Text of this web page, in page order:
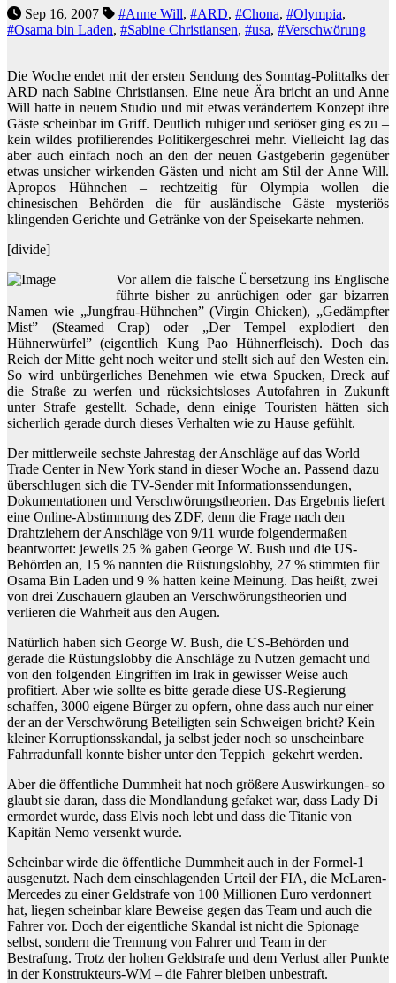
Sep 16, 2007 #Anne Will, #ARD, #Chona, #Olympia,
#Osama bin Laden, #Sabine Christiansen, #usa, #Verschwörung
Die Woche endet mit der ersten Sendung des Sonntag-Polittalks der
ARD nach Sabine Christiansen. Eine neue Ära bricht an und Anne
Will hatte in neuem Studio und mit etwas verändertem Konzept ihre
Gäste scheinbar im Griff. Deutlich ruhiger und seriöser ging es zu –
kein wildes profilierendes Politikergeschrei mehr. Vielleicht lag das
aber auch einfach noch an den der neuen Gastgeberin gegenüber
etwas unsicher wirkenden Gästen und nicht am Stil der Anne Will.
Apropos Hühnchen – rechtzeitig für Olympia wollen die
chinesischen Behörden die für ausländische Gäste mysteriös
klingenden Gerichte und Getränke von der Speisekarte nehmen.
[divide]
Vor allem die falsche Übersetzung ins Englische
führte bisher zu anrüchigen oder gar bizarren
Namen wie „Jungfrau-Hühnchen” (Virgin Chicken), „Gedämpfter
Mist” (Steamed Crap) oder „Der Tempel explodiert den
Hühnerwürfel” (eigentlich Kung Pao Hühnerfleisch). Doch das
Reich der Mitte geht noch weiter und stellt sich auf den Westen ein.
So wird unbürgerliches Benehmen wie etwa Spucken, Dreck auf
die Straße zu werfen und rücksichtsloses Autofahren in Zukunft
unter Strafe gestellt. Schade, denn einige Touristen hätten sich
sicherlich gerade durch dieses Verhalten wie zu Hause gefühlt.
Der mittlerweile sechste Jahrestag der Anschläge auf das World
Trade Center in New York stand in dieser Woche an. Passend dazu
überschlugen sich die TV-Sender mit Informationssendungen,
Dokumentationen und Verschwörungstheorien. Das Ergebnis liefert
eine Online-Abstimmung des ZDF, denn die Frage nach den
Drahtziehern der Anschläge von 9/11 wurde folgendermaßen
beantwortet: jeweils 25 % gaben George W. Bush und die US-
Behörden an, 15 % nannten die Rüstungslobby, 27 % stimmten für
Osama Bin Laden und 9 % hatten keine Meinung. Das heißt, zwei
von drei Zuschauern glauben an Verschwörungstheorien und
verlieren die Wahrheit aus den Augen.
Natürlich haben sich George W. Bush, die US-Behörden und
gerade die Rüstungslobby die Anschläge zu Nutzen gemacht und
von den folgenden Eingriffen im Irak in gewisser Weise auch
profitiert. Aber wie sollte es bitte gerade diese US-Regierung
schaffen, 3000 eigene Bürger zu opfern, ohne dass auch nur einer
der an der Verschwörung Beteiligten sein Schweigen bricht? Kein
kleiner Korruptionsskandal, ja selbst jeder noch so unscheinbare
Fahrradunfall konnte bisher unter den Teppich gekehrt werden.
Aber die öffentliche Dummheit hat noch größere Auswirkungen- so
glaubt sie daran, dass die Mondlandung gefaket war, dass Lady Di
ermordet wurde, dass Elvis noch lebt und dass die Titanic von
Kapitän Nemo versenkt wurde.
Scheinbar wirde die öffentliche Dummheit auch in der Formel-1
ausgenutzt. Nach dem einschlagenden Urteil der FIA, die McLaren-
Mercedes zu einer Geldstrafe von 100 Millionen Euro verdonnert
hat, liegen scheinbar klare Beweise gegen das Team und auch die
Fahrer vor. Doch der eigentliche Skandal ist nicht die Spionage
selbst, sondern die Trennung von Fahrer und Team in der
Bestrafung. Trotz der hohen Geldstrafe und dem Verlust aller Punkte
in der Konstrukteurs-WM – die Fahrer bleiben unbestraft.